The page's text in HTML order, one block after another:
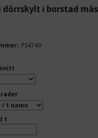
dörrskylt i borstad
PS4749
1